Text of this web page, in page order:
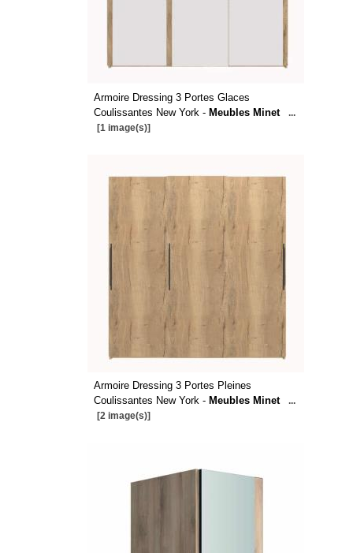
Armoire Dressing 3 Portes Glaces
Coulissantes New York - Meubles Minet
...
[1 image(s)]
Armoire Dressing 3 Portes Pleines
Coulissantes New York - Meubles Minet
...
[2 image(s)]